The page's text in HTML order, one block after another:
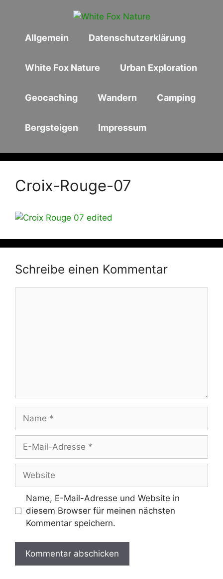
Allgemein Datenschutzerklärung
White Fox Nature Urban Exploration
Geocaching Wandern Camping
Bergsteigen Impressum
Croix-Rouge-07
Schreibe einen Kommentar
Mail-
Adresse
Name, E-Mail-Adresse und Website in
diesem Browser für meinen nächsten
Kommentar speichern.